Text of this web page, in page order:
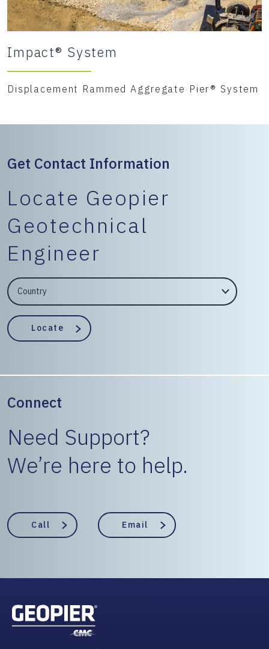
Impact® System
Displacement Rammed Aggregate Pier® System
Get Contact Information
Locate Geopier
Geotechnical
Engineer
EngineerCountry
EngineerState
Locate
Connect
Need Support?
We’re here to help.
Call Email